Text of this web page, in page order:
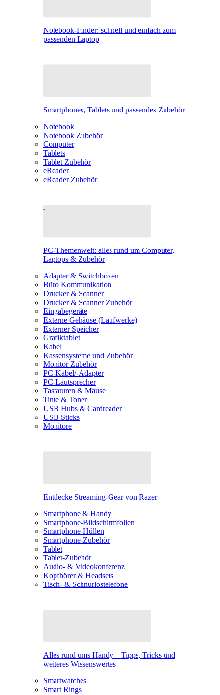
Notebook-Finder: schnell und einfach zum
passenden Laptop
Smartphones, Tablets und passendes Zubehör
Notebook
Notebook Zubehör
Computer
Tablets
Tablet Zubehör
eReader
eReader Zubehör
PC-Themenwelt: alles rund um Computer,
Laptops & Zubehör
Adapter & Switchboxen
Büro Kommunikation
Drucker & Scanner
Drucker & Scanner Zubehör
Eingabegeräte
Externe Gehäuse (Laufwerke)
Externer Speicher
Grafiktablet
Kabel
Kassensysteme und Zubehör
Monitor Zubehör
PC-Kabel/-Adapter
PC-Lautsprecher
Tastaturen & Mäuse
Tinte & Toner
USB Hubs & Cardreader
USB Sticks
Monitore
Entdecke Streaming-Gear von Razer
Smartphone & Handy
Smartphone-Bildschirmfolien
Smartphone-Hüllen
Smartphone-Zubehör
Tablet
Tablet-Zubehör
Audio- & Videokonferenz
Kopfhörer & Headsets
Tisch- & Schnurlostelefone
Alles rund ums Handy – Tipps, Tricks und
weiteres Wissenswertes
Smartwatches
Smart Rings